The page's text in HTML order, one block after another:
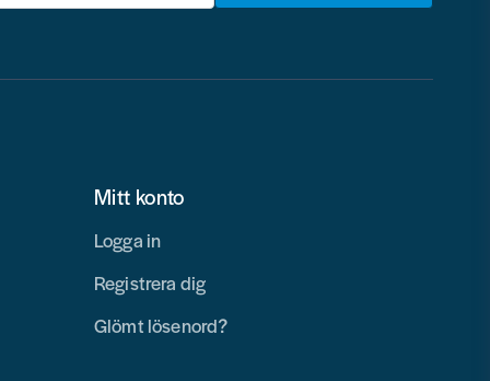
Mitt konto
Logga in
Registrera dig
Glömt lösenord?